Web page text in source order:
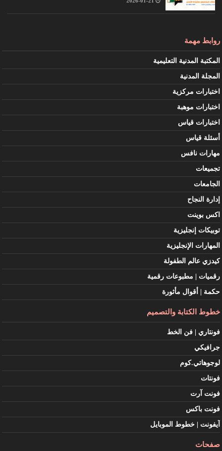
روابط مهمة
المكتبة المدنية التعليمية
المجلة المدنية
اختبارات مركزية
اختبارات موهبة
اختبارات قياس
أسئلة قياس
مهارات نافس
تجميعات
الجامعات
إدارة النجاح
اكس بوينت
توبيكات إنجليزية
المهارات الإنجليزية
كيدزي عالم الطفولة
رقميات | مطبوعات رقمية
حكمة | أقوال مأثورة
خطوط الكتابة والتصميم
فونتاري | فن الخط
جرافيكي
لوجوهاتي.كوم
فونتات
فونت آرت
فونت باكس
آيفونت | خطوط الموبايل
صفحات